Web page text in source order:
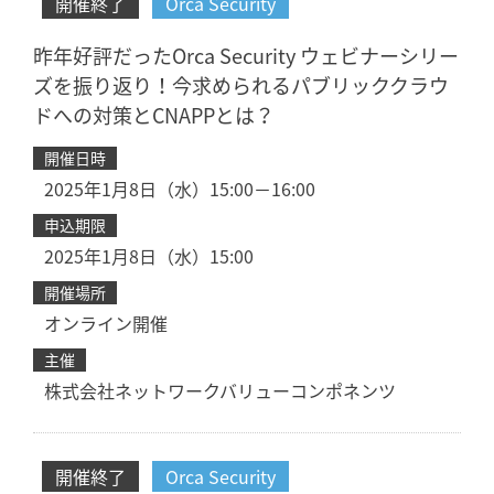
昨年好評だったOrca Security ウェビナーシリー
ズを振り返り！今求められるパブリッククラウ
ドへの対策とCNAPPとは？
開催日時
2025年1月8日（水）15:00－16:00
申込期限
2025年1月8日（水）15:00
開催場所
オンライン開催
主催
株式会社ネットワークバリューコンポネンツ
開催終了 Orca Security